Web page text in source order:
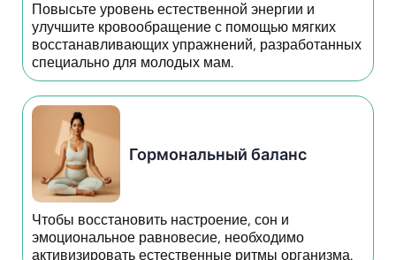
Повысьте уровень естественной энергии и
улучшите кровообращение с помощью мягких
восстанавливающих упражнений, разработанных
специально для молодых мам.
Гормональный баланс
Чтобы восстановить настроение, сон и
эмоциональное равновесие, необходимо
активизировать естественные ритмы организма.